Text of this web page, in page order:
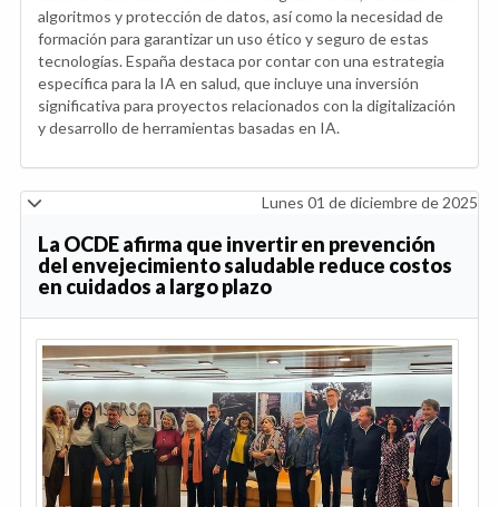
algoritmos y protección de datos, así como la necesidad de
formación para garantizar un uso ético y seguro de estas
tecnologías. España destaca por contar con una estrategia
específica para la IA en salud, que incluye una inversión
significativa para proyectos relacionados con la digitalización
y desarrollo de herramientas basadas en IA.
Lunes 01 de diciembre de 2025
La OCDE afirma que invertir en prevención
del envejecimiento saludable reduce costos
en cuidados a largo plazo